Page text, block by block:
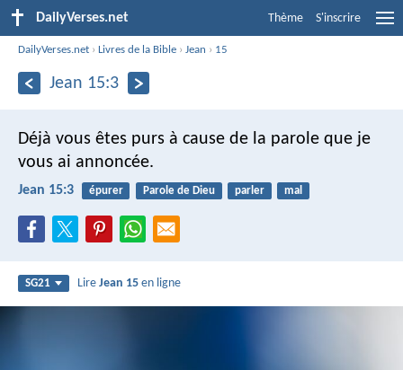
DailyVerses.net Thème S'inscrire
DailyVerses.net ›Livres de la Bible ›Jean › 15
Jean 15:3
Déjà vous êtes purs à cause de la parole que je
vous ai annoncée.
Jean 15:3 épurer Parole de Dieu parler mal
SG21 LireJean 15 en ligne